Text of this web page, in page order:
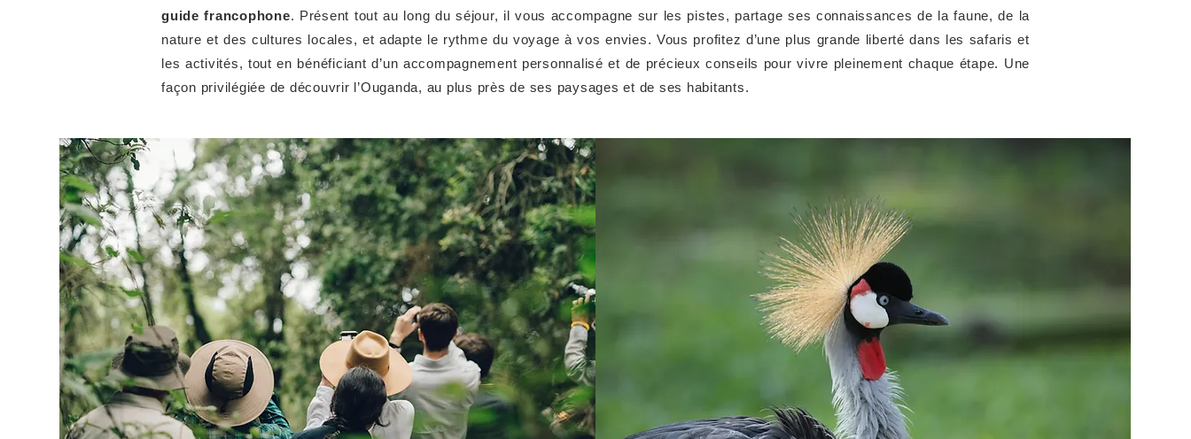
guide francophone. Présent tout au long du séjour, il vous accompagne sur les pistes, partage ses connaissances de la faune, de la
nature et des cultures locales, et adapte le rythme du voyage à vos envies. Vous profitez d’une plus grande liberté dans les safaris et
les activités, tout en bénéficiant d’un accompagnement personnalisé et de précieux conseils pour vivre pleinement chaque étape. Une
façon privilégiée de découvrir l’Ouganda, au plus près de ses paysages et de ses habitants.